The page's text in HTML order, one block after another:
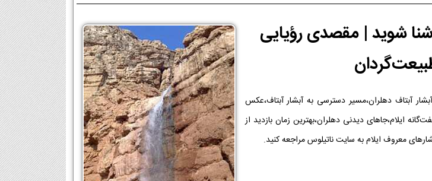
آشنا شوید | مقصدی رؤیایی
آبتاف دهلران،مسیر دسترسی به آبشار آبتاف،عکس
ایلام،جاهای دیدنی دهلران،بهترین زمان بازدید از
معروف ایلام به سایت ناتیلوس مراجعه کنید.